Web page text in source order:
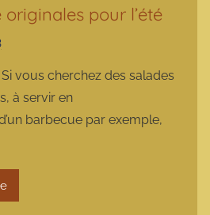
pour l’été
r
m
a
o
t
vous cherchez des salades
à servir en
barbecue par exemple,